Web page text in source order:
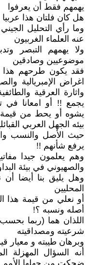
يهمهم فقط أن يعرفوا
هل كان فلتان هذا
وما رأي التحليل الجيني
عنه العلماء الغربيون
ولا يهمهم التبصر
موضوعيين وصادقين
فقد يكون طرحهم هذا
اغراض الإمبريالية
واثارة العرقية
يجمع !! أو امعانا في
يشوه أو يحط من
بيئه الجهل العربي
حيث الأصل والنسب
يرفع شأنهم !!
وهم يعلمون جيدا
والصهيوني في بيئة
وهل يليق بنا أيضا
المحليين
أو نعلي من قيمة هذا
أصله ونسبه ؟!
اللذان هما (ربما
شرعيته ومصداقيته
وبرهان طيبته و معيار
أنه السؤال